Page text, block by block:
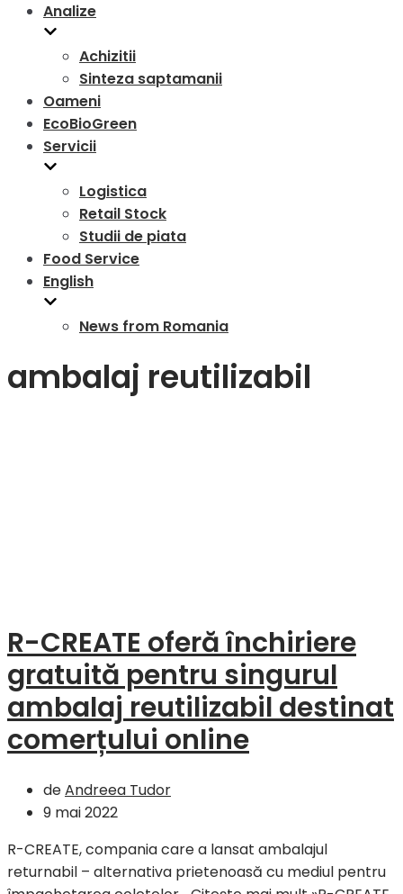
Analize
Achizitii
Sinteza saptamanii
Oameni
EcoBioGreen
Servicii
Logistica
Retail Stock
Studii de piata
Food Service
English
News from Romania
ambalaj reutilizabil
R-CREATE oferă închiriere
gratuită pentru singurul
ambalaj reutilizabil destinat
comerțului online
deAndreea Tudor
9 mai 2022
R-CREATE, compania care a lansat ambalajul
returnabil – alternativa prietenoasă cu mediul pentru